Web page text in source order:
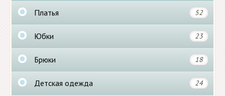
Платья 52
Юбки 23
Брюки 18
Детская одежда 24